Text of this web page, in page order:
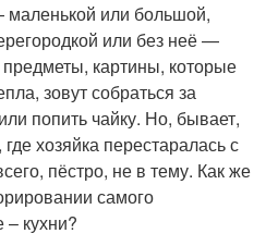
или большой,
или без неё —
картины, которые
зовут собраться за
попить чайку. Но, бывает,
хозяйка перестаралась с
пёстро, не в тему. Как же
самого
– кухни?